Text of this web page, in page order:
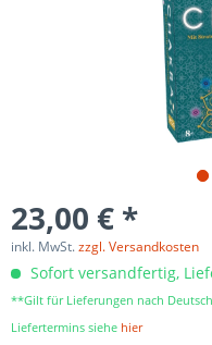
23,00 € *
inkl. MwSt.zzgl. Versandkosten
Sofort versandfertig,
**Gilt für Lieferungen nach
Liefertermins siehe hier